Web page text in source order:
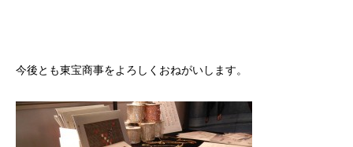
今後とも東宝商事をよろしくおねがいします。